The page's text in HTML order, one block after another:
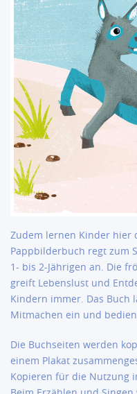
Zudem lernen Kinder hier
Pappbilderbuch regt zum
1- bis 2-Jährigen an. Die
greift Lebenslust und
Kindern immer. Das Buch
Mitmachen ein und
Die Buchseiten werden
einem Plakat
Kopieren für die Nutzung